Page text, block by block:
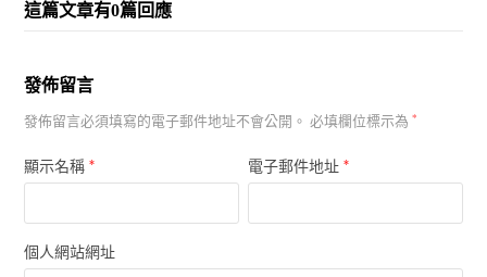
這篇文章有0篇回應
發佈留言
發佈留言必須填寫的電子郵件地址不會公開。 必填欄位標示為*
顯示名稱* 電子郵件地址*
個人網站網址